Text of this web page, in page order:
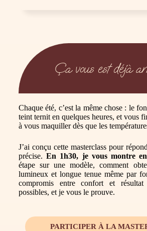
Ça vous est déjà
Chaque été, c’est la même chose : le
teint ternit en quelques heures, et vous
à vous maquiller dès que les
J’ai conçu cette masterclass pour
précise.En 1h30, je vous montre
étape sur une modèle, comment
lumineux et longue tenue même par
compromis entre confort et
possibles, et je vous le prouve.
PARTICIPER À LA